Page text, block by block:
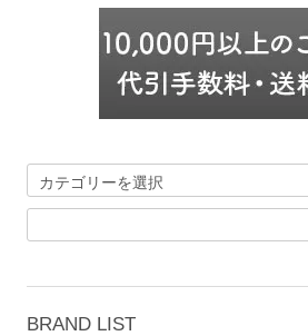
BRAND LIST